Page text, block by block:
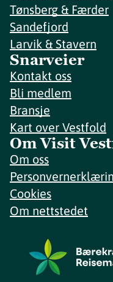
Tønsberg & Færder
Sandefjord
Larvik & Stavern
Snarveier
Kontakt oss
Bli medlem
Bransje
Kart over Vestfold
Om Visit
Om oss
Cookies
Om nettstedet